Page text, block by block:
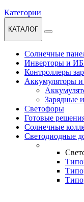
Категории
КАТАЛОГ
Солнечные
Инверторы и
Контроллеры
Аккумуляторы и
Зарядные
Светофоры
Готовые
Солнечные
Светодиодные